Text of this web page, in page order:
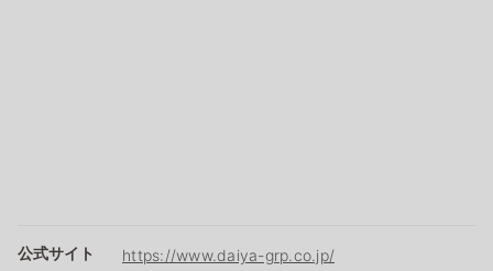
公式サイト https://www.daiya-grp.co.jp/